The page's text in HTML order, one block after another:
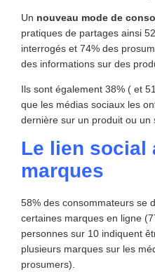
Un nouveau mode de
pratiques de partages ainsi
interrogés et 74% des
des informations sur des
Ils sont également 38% ( et
que les médias sociaux les
dernière sur un produit ou un
Le lien social
marques
58% des consommateurs se
certaines marques en ligne
personnes sur 10 indiquent
plusieurs marques sur les
prosumers).